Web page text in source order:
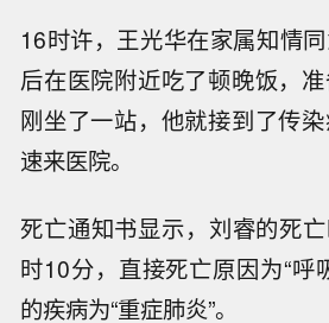
16时许，王光华在家属知情
后在医院附近吃了顿晚饭，
刚坐了一站，他就接到了传
速来医院。
死亡通知书显示，刘睿的死
时10分，直接死亡原因为“呼
的疾病为“重症肺炎”。